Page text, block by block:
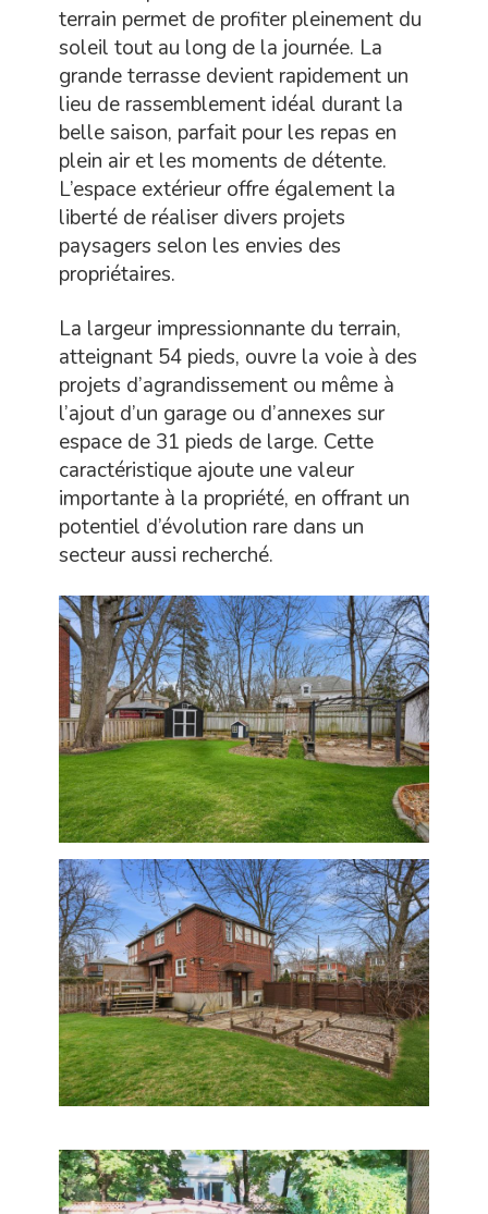
terrain permet de profiter pleinement du
soleil tout au long de la journée. La
grande terrasse devient rapidement un
lieu de rassemblement idéal durant la
belle saison, parfait pour les repas en
plein air et les moments de détente.
L’espace extérieur offre également la
liberté de réaliser divers projets
paysagers selon les envies des
propriétaires.
La largeur impressionnante du terrain,
atteignant 54 pieds, ouvre la voie à des
projets d’agrandissement ou même à
l’ajout d’un garage ou d’annexes sur
espace de 31 pieds de large. Cette
caractéristique ajoute une valeur
importante à la propriété, en offrant un
potentiel d’évolution rare dans un
secteur aussi recherché.